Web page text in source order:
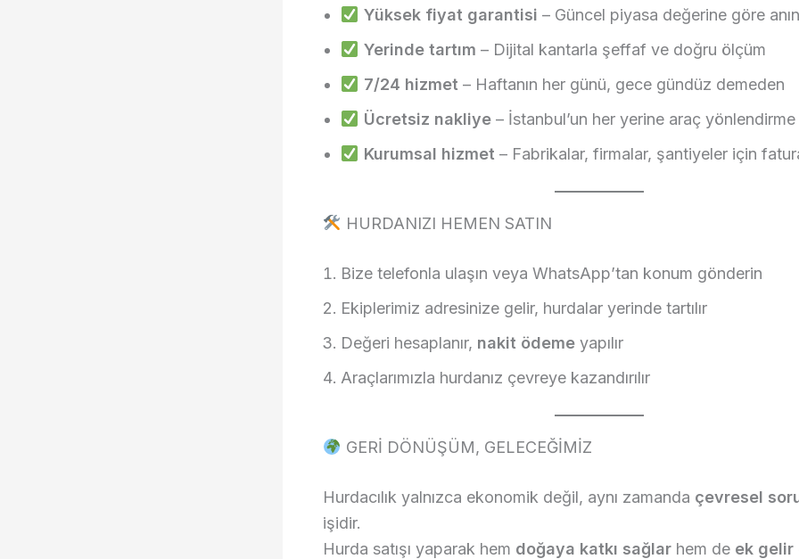
Yüksek fiyat garantisi – Güncel piyasa değerine göre
Yerinde tartım – Dijital kantarla şeffaf ve doğru ölçüm
7/24 hizmet – Haftanın her günü, gece gündüz demeden
Ücretsiz nakliye– İstanbul’un her yerine araç yönlendirme
Kurumsal hizmet – Fabrikalar, firmalar, şantiyeler için
HURDANIZI HEMEN SATIN
Bize telefonla ulaşın veya WhatsApp’tan konum gönderin
Ekiplerimiz adresinize gelir, hurdalar yerinde tartılır
Değeri hesaplanır, nakit ödeme yapılır
Araçlarımızla hurdanız çevreye kazandırılır
GERİ DÖNÜŞÜM, GELECEĞİMİZ
Hurdacılık yalnızca ekonomik değil, aynı zamanda çevresel
işidir.
Hurda satışı yaparak hem doğaya katkı sağlar hem de ek gelir